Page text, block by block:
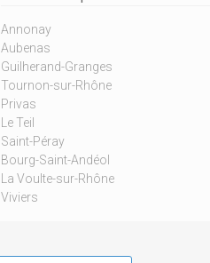
Annonay
Aubenas
Guilherand-Granges
Tournon-sur-Rhône
Privas
Le Teil
Saint-Péray
Bourg-Saint-Andéol
La Voulte-sur-Rhône
Viviers